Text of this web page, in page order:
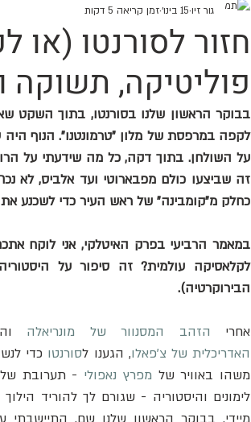
חזור לסורנטו (או
פוליטיקה,
גור זיו 15 בינו׳ זמן קריאה 5 דקות
כחלק מ"קומבינה" של ראש העיר כדי לשכנע
הבירוקרטיה).
אחרי הזהב המסנוור של מונריאלה וה
האדריכלית של צ'פאלו, הגענו לסורנטו
משהו באוויר של מפרץ נאפולי